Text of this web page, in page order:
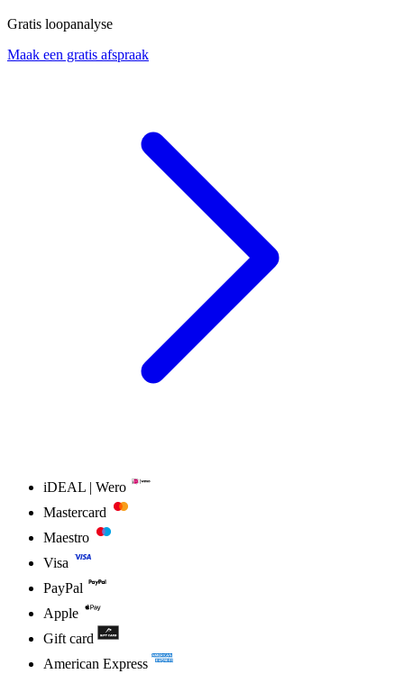
Gratis loopanalyse
Maak een gratis afspraak
iDEAL | Wero
Mastercard
Maestro
Visa
PayPal
Apple
Gift card
American Express